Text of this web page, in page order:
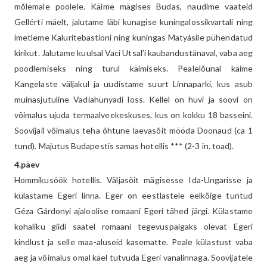
mõlemale poolele. Käime mägises Budas, naudime vaateid
Gellérti mäelt, jalutame läbi kunagise kuningalossikvartali ning
imetleme Kaluritebastioni ning kuningas Matyásile pühendatud
kirikut. Jalutame kuulsal Vaci Utsal’i kaubandustänaval, vaba aeg
poodlemiseks ning turul käimiseks. Pealelõunal käime
Kangelaste väljakul ja uudistame suurt Linnaparki, kus asub
muinasjutuline Vadiahunyadi loss. Kellel on huvi ja soovi on
võimalus ujuda termaalveekeskuses, kus on kokku 18 basseini.
Soovijail võimalus teha õhtune laevasõit mööda Doonaud (ca 1
tund). Majutus Budapestis samas hotellis *** (2-3 in. toad).
4.päev
Hommikusöök hotellis. Väljasõit mägisesse Ida-Ungarisse ja
külastame Egeri linna. Eger on eestlastele eelkõige tuntud
Géza Gárdonyi ajaloolise romaani Egeri tähed järgi. Külastame
kohaliku giidi saatel romaani tegevuspaigaks olevat Egeri
kindlust ja selle maa-aluseid kasematte. Peale külastust vaba
aeg ja võimalus omal käel tutvuda Egeri vanalinnaga. Soovijatele